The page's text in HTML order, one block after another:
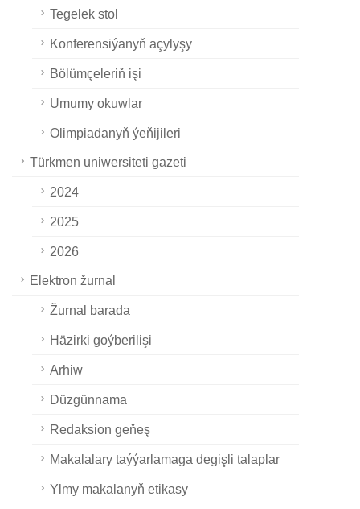
Tegelek stol
Konferensiýanyň açylyşy
Bölümçeleriň işi
Umumy okuwlar
Olimpiadanyň ýeňijileri
Türkmen uniwersiteti gazeti
2024
2025
2026
Elektron žurnal
Žurnal barada
Häzirki goýberilişi
Arhiw
Düzgünnama
Redaksion geňeş
Makalalary taýýarlamaga degişli talaplar
Ylmy makalanyň etikasy